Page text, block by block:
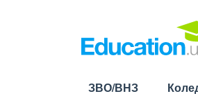
ЗВО/ВНЗ